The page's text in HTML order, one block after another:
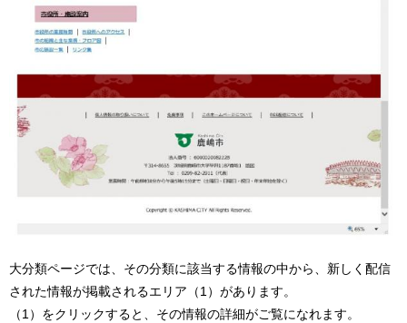
大分類ページでは、その分類に該当する情報の中から、新しく配信
された情報が掲載されるエリア（1）があります。
（1）をクリックすると、その情報の詳細がご覧になれます。